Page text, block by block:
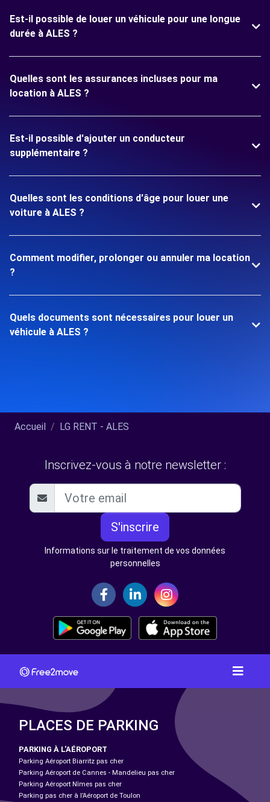
Est-il possible de louer un véhicule pour une longue
durée à ALES ?
Quelles sont les assurances incluses pour ma
location à ALES ?
Est-il possible d'ajouter un conducteur
supplémentaire ?
Quelles sont les conditions d'âge pour louer une
voiture à ALES ?
Comment modifier, prolonger ou annuler ma location
?
Quels documents sont nécessaires pour louer un
véhicule à ALES ?
Accueil LG RENT - ALES
Inscrivez-vous à notre newsletter :
S'inscrire
Informations sur le traitement de vos données
personnelles
PLACES DE PARKING
PARKING À L'AÉROPORT
Parking Aéroport Biarritz pas cher
Parking Aéroport de Cannes - Mandelieu pas cher
Parking Aéroport Nîmes pas cher
Parking pas cher à l’Aéroport de Toulon